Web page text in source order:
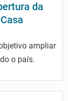
da
ampliar
o país.